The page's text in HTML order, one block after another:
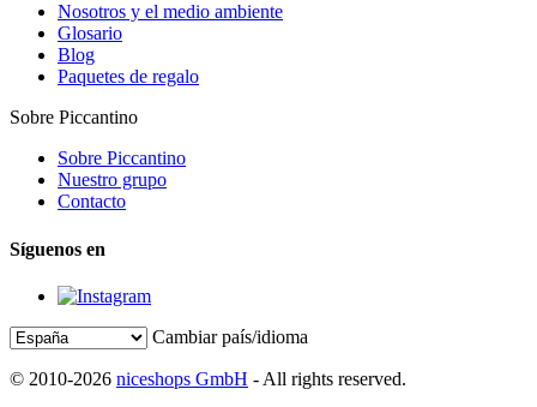
Nosotros y el medio ambiente
Glosario
Blog
Paquetes de regalo
Sobre Piccantino
Sobre Piccantino
Nuestro grupo
Contacto
Síguenos en
Cambiar país/idioma
© 2010-2026 niceshops GmbH - All rights reserved.